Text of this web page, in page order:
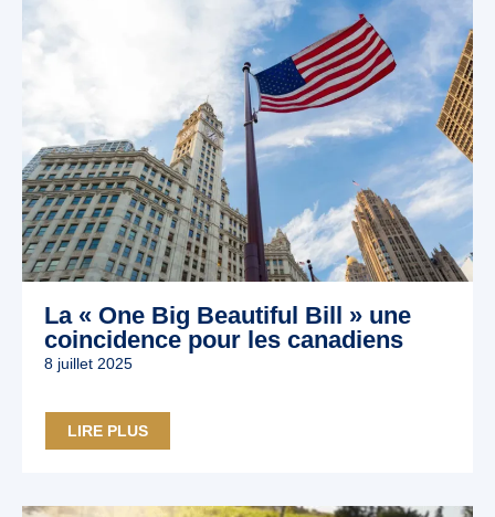
La « One Big Beautiful Bill » une
coincidence pour les canadiens
8 juillet 2025
LIRE PLUS